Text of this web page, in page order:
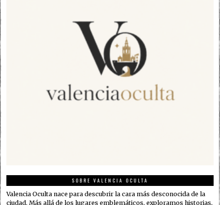
SOBRE VALENCIA OCULTA
Valencia Oculta nace para descubrir la cara más desconocida de la
ciudad. Más allá de los lugares emblemáticos, exploramos historias,